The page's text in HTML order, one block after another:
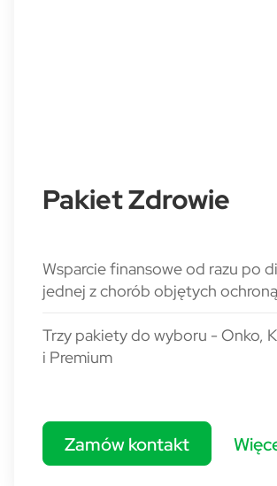
Pakiet Zdrowie
Wsparcie finansowe od razu po
jednej z chorób objętych ochroną
Trzy pakiety do wyboru - Onko,
i Premium
Zamów kontakt